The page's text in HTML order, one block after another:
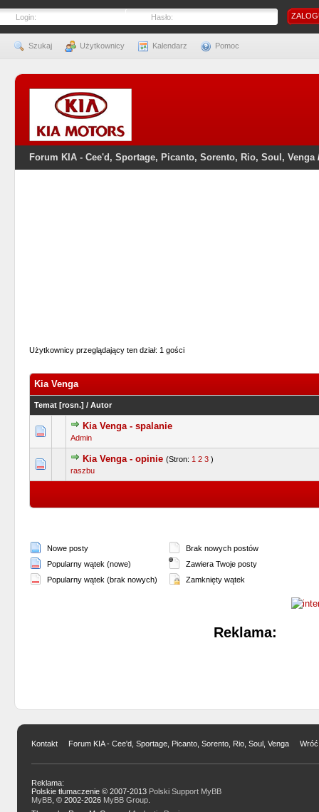
Login: Hasło:
Szukaj Użytkownicy Kalendarz Pomoc
Forum KIA - Cee'd, Sportage, Picanto, Sorento, Rio, Soul, Venga
Użytkownicy przeglądający ten dział: 1 gości
Kia Venga
Temat [rosn.] / Autor
Kia Venga - spalanie
Admin
0 głosów - średnia ocena: 0 na 5 gwiazdek
Kia Venga - opinie (Stron: 1 2 3 )
raszbu
0 głosów - średnia ocena: 0 na 5 gwiazdek
Nowe posty
Popularny wątek (nowe)
Popularny wątek (brak nowych)
Brak nowych postów
Zawiera Twoje posty
Zamknięty wątek
Reklama:
Kontakt Forum KIA - Cee'd, Sportage, Picanto, Sorento, Rio, Soul, Venga
Reklama:
Polskie tłumaczenie © 2007-2013 Polski Support MyBB
MyBB, © 2002-2026 MyBB Group.